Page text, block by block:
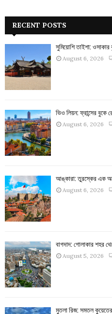
RECENT POSTS
সুমিয়োশি তাইশা: ওসাকার
August 6, 2026
ভিও লিয়ন: ফ্রান্সের বুকে
August 6, 2026
আঙ্কারা: তুরস্কের এক
August 6, 2026
বাগদাদ: গোলাকার শহর
August 5, 2026
মুতলা রিজ: সমতল